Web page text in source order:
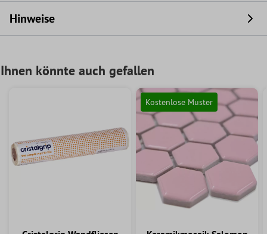
Hinweise
Ihnen könnte auch gefallen
Kostenlose Muster